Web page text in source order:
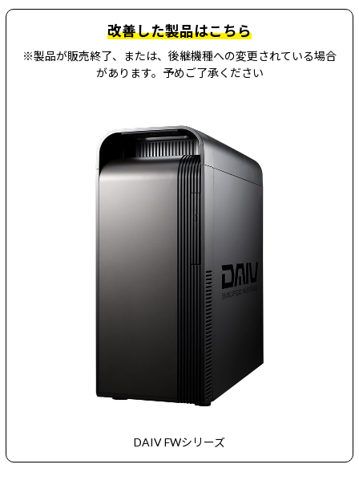
改善した製品はこちら
※製品が販売終了、または、後継機種への変更されている場合
があります。予めご了承ください
DAIV FWシリーズ